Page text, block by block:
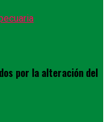
por la alteración del